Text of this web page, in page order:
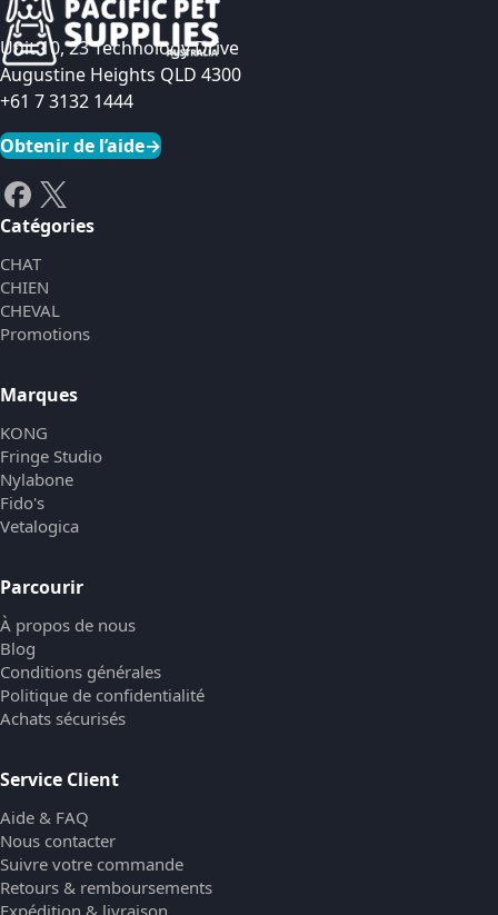
Unit 10, 23 Technology Drive
Augustine Heights QLD 4300
+61 7 3132 1444
Obtenir de l’aide→
Catégories
CHAT
CHIEN
CHEVAL
Promotions
Marques
KONG
Fringe Studio
Nylabone
Fido's
Vetalogica
Parcourir
À propos de nous
Blog
Conditions générales
Politique de confidentialité
Achats sécurisés
Service Client
Aide & FAQ
Nous contacter
Suivre votre commande
Retours & remboursements